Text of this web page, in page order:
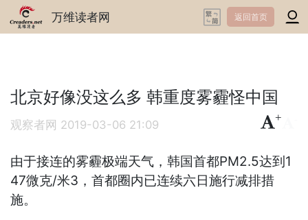
万维读者网 返回首页
北京好像没这么多 韩重度雾霾怪中国
观察者网 2019-03-06 21:09
+
由于接连的雾霾极端天气，韩国首都PM2.5达到1
47微克/米3，首都圈内已连续六日施行减排措
施。